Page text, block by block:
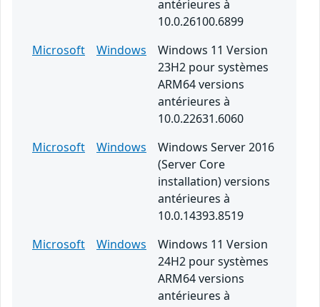
antérieures à
10.0.26100.6899
Microsoft
Windows
Windows 11 Version
23H2 pour systèmes
ARM64 versions
antérieures à
10.0.22631.6060
Microsoft
Windows
Windows Server 2016
(Server Core
installation) versions
antérieures à
10.0.14393.8519
Microsoft
Windows
Windows 11 Version
24H2 pour systèmes
ARM64 versions
antérieures à